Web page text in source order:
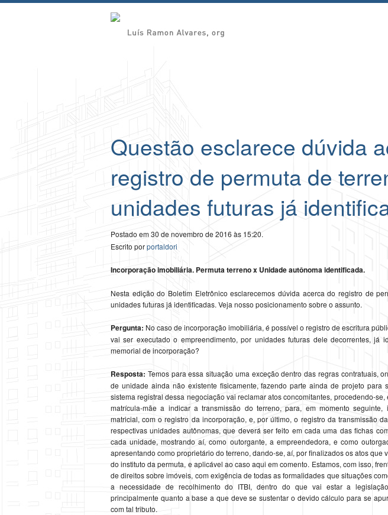
Questão esclarece dúvida
registro de permuta de
unidades futuras já
Postado em 30 de novembro de 2016 às 15:20.
Escrito porportaldori
Incorporação imobiliária. Permuta terreno x Unidade autônoma identificada.
Nesta edição do Boletim Eletrônico esclarecemos dúvida acerca do registro de
unidades futuras já identificadas. Veja nosso posicionamento sobre o assunto.
Pergunta: No caso de incorporação imobiliária, é possível o registro de escritura
vai ser executado o empreendimento, por unidades futuras dele decorrentes, já
memorial de incorporação?
Resposta: Temos para essa situação uma exceção dentro das regras contratuais,
de unidade ainda não existente fisicamente, fazendo parte ainda de projeto para
sistema registral dessa negociação vai reclamar atos concomitantes, procedendo-
matrícula-mãe a indicar a transmissão do terreno, para, em momento seguinte,
matricial, com o registro da incorporação, e, por último, o registro da transmissão
respectivas unidades autônomas, que deverá ser feito em cada uma das fichas
cada unidade, mostrando aí, como outorgante, a empreendedora, e como
apresentando como proprietário do terreno, dando-se, aí, por finalizados os atos que
do instituto da permuta, e aplicável ao caso aqui em comento. Estamos, com isso,
de direitos sobre imóveis, com exigência de todas as formalidades que situações
a necessidade de recolhimento do ITBI, dentro do que vai estar a
principalmente quanto a base a que deve se sustentar o devido cálculo para se
com tal tributo.